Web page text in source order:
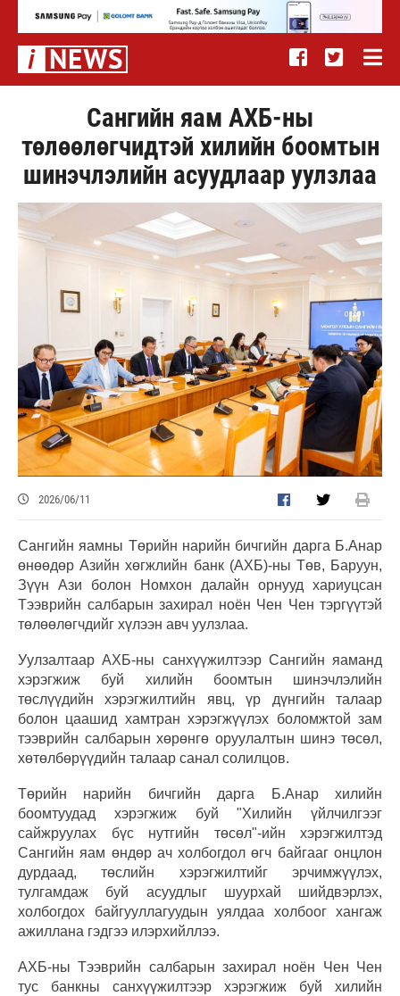
Сангийн яам АХБ-ны
төлөөлөгчидтэй хилийн боомтын
шинэчлэлийн асуудлаар уулзлаа
2026/06/11
Сангийн яамны Төрийн нарийн бичгийн дарга Б.Анар
өнөөдөр Азийн хөгжлийн банк (АХБ)-ны Төв, Баруун,
Зүүн Ази болон Номхон далайн орнууд хариуцсан
Тээврийн салбарын захирал ноён Чен Чен тэргүүтэй
төлөөлөгчдийг хүлээн авч уулзлаа.
Уулзалтаар АХБ-ны санхүүжилтээр Сангийн яаманд
хэрэгжиж буй хилийн боомтын шинэчлэлийн
төслүүдийн хэрэгжилтийн явц, үр дүнгийн талаар
болон цаашид хамтран хэрэгжүүлэх боломжтой зам
тээврийн салбарын хөрөнгө оруулалтын шинэ төсөл,
хөтөлбөрүүдийн талаар санал солилцов.
Төрийн нарийн бичгийн дарга Б.Анар хилийн
боомтуудад хэрэгжиж буй "Хилийн үйлчилгээг
сайжруулах бүс нутгийн төсөл"-ийн хэрэгжилтэд
Сангийн яам өндөр ач холбогдол өгч байгааг онцлон
дурдаад, төслийн хэрэгжилтийг эрчимжүүлэх,
тулгамдаж буй асуудлыг шуурхай шийдвэрлэх,
холбогдох байгууллагуудын уялдаа холбоог хангаж
ажиллана гэдгээ илэрхийллээ.
АХБ-ны Тээврийн салбарын захирал ноён Чен Чен
тус банкны санхүүжилтээр хэрэгжиж буй хилийн